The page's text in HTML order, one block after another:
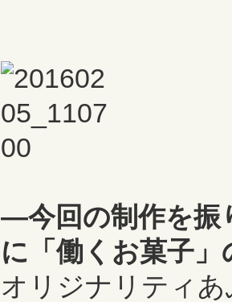
―今回の制作を振
に「働くお菓子
オリジナリティあ